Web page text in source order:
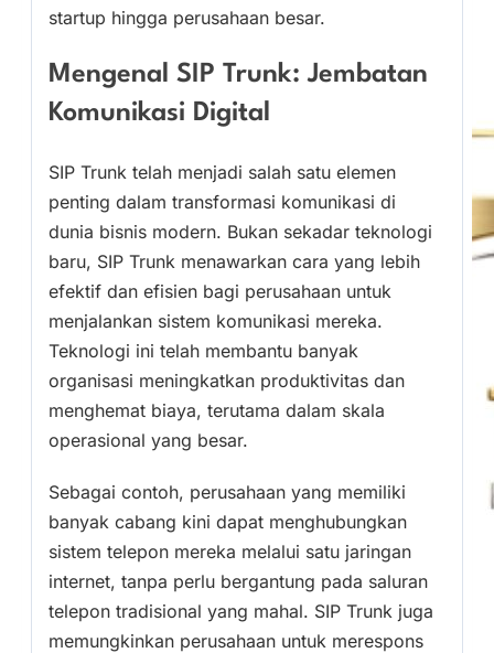
startup hingga perusahaan besar.
Mengenal SIP Trunk: Jembatan
Komunikasi Digital
SIP Trunk telah menjadi salah satu elemen
penting dalam transformasi komunikasi di
dunia bisnis modern. Bukan sekadar teknologi
baru, SIP Trunk menawarkan cara yang lebih
efektif dan efisien bagi perusahaan untuk
menjalankan sistem komunikasi mereka.
Teknologi ini telah membantu banyak
organisasi meningkatkan produktivitas dan
menghemat biaya, terutama dalam skala
operasional yang besar.
Sebagai contoh, perusahaan yang memiliki
banyak cabang kini dapat menghubungkan
sistem telepon mereka melalui satu jaringan
internet, tanpa perlu bergantung pada saluran
telepon tradisional yang mahal. SIP Trunk juga
memungkinkan perusahaan untuk merespons